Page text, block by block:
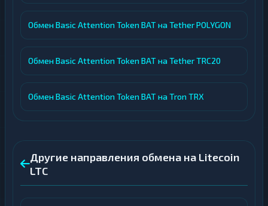
Обмен Basic Attention Token BAT на Tether POLYGON
Обмен Basic Attention Token BAT на Tether TRC20
Обмен Basic Attention Token BAT на Tron TRX
Другие направления обмена на Litecoin
LTC